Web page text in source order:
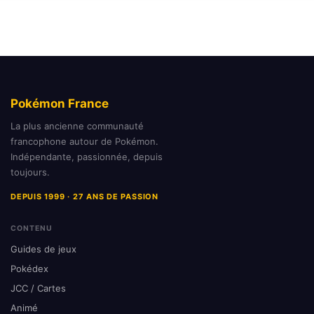
Pokémon France
La plus ancienne communauté
francophone autour de Pokémon.
Indépendante, passionnée, depuis
toujours.
DEPUIS 1999 · 27 ANS DE PASSION
CONTENU
Guides de jeux
Pokédex
JCC / Cartes
Animé